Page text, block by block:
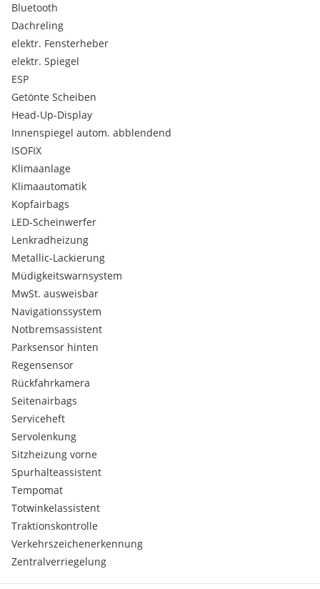
Bluetooth
Dachreling
elektr. Fensterheber
elektr. Spiegel
ESP
Getönte Scheiben
Head-Up-Display
Innenspiegel autom. abblendend
ISOFIX
Klimaanlage
Klimaautomatik
Kopfairbags
LED-Scheinwerfer
Lenkradheizung
Metallic-Lackierung
Müdigkeitswarnsystem
MwSt. ausweisbar
Navigationssystem
Notbremsassistent
Parksensor hinten
Regensensor
Rückfahrkamera
Seitenairbags
Serviceheft
Servolenkung
Sitzheizung vorne
Spurhalteassistent
Tempomat
Totwinkelassistent
Traktionskontrolle
Verkehrszeichenerkennung
Zentralverriegelung